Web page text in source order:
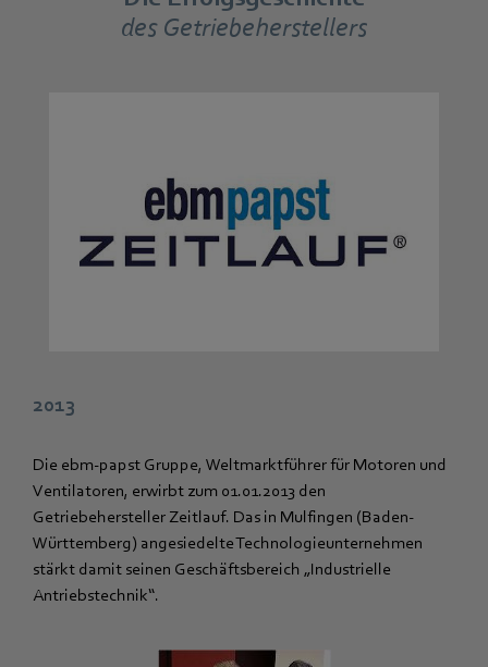
des Getriebeherstellers
2013
Die ebm-papst Gruppe, Weltmarktführer für Motoren und
Ventilatoren, erwirbt zum 01.01.2013 den
Getriebehersteller Zeitlauf. Das in Mulfingen (Baden-
Württemberg) angesiedelte Technologieunternehmen
stärkt damit seinen Geschäftsbereich „Industrielle
Antriebstechnik“.